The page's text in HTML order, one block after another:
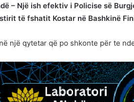
– Një ish efektiv i Policise së
të fshatit Kostar në Bashkinë
një qytetar që po shkonte për te